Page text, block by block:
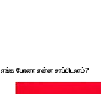
எங்க போனா என்ன சாப்பிடலாம்?